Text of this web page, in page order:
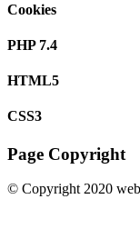
Cookies
PHP 7.4
HTML5
CSS3
Page Copyright
© Copyright 2020